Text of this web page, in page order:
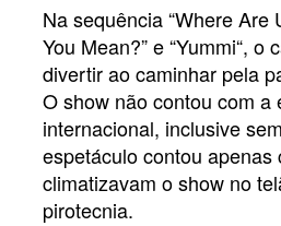
Na sequência “Where Are
You Mean?” e “Yummi“, o
divertir ao caminhar pela
O show não contou com a
internacional, inclusive
espetáculo contou apenas
climatizavam o show no
pirotecnia.